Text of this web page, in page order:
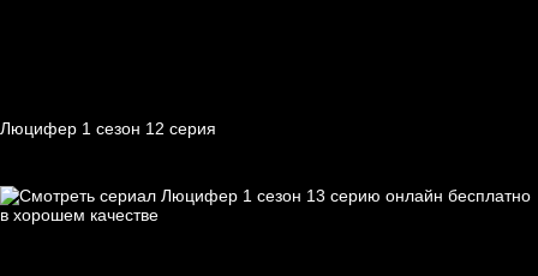
Люцифер 1 cезон 12 cерия